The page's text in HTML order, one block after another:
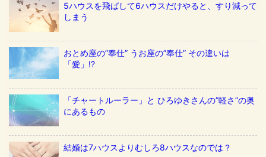
5ハウスを飛ばして6ハウスだけやると、すり減って
しまう
おとめ座の”奉仕” うお座の”奉仕” その違いは
「愛」!?
「チャートルーラー」と ひろゆきさんの”軽さ”の奥
にあるもの
結婚は7ハウスよりむしろ8ハウスなのでは？